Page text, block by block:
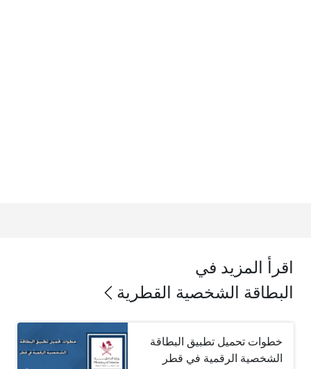
اقرأ المزيد في
البطاقة الشخصية القطرية
خطوات تحميل تطبيق البطاقة
الشخصية الرقمية في قطر